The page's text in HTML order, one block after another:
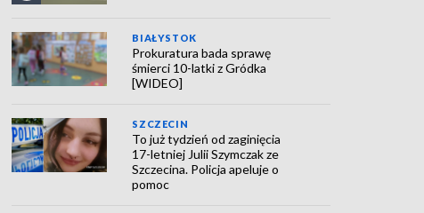
BIAŁYSTOK
Prokuratura bada sprawę
śmierci 10-latki z Gródka
[WIDEO]
SZCZECIN
To już tydzień od zaginięcia
17-letniej Julii Szymczak ze
Szczecina. Policja apeluje o
pomoc